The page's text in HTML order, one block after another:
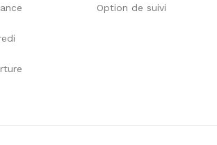
Option de suivi